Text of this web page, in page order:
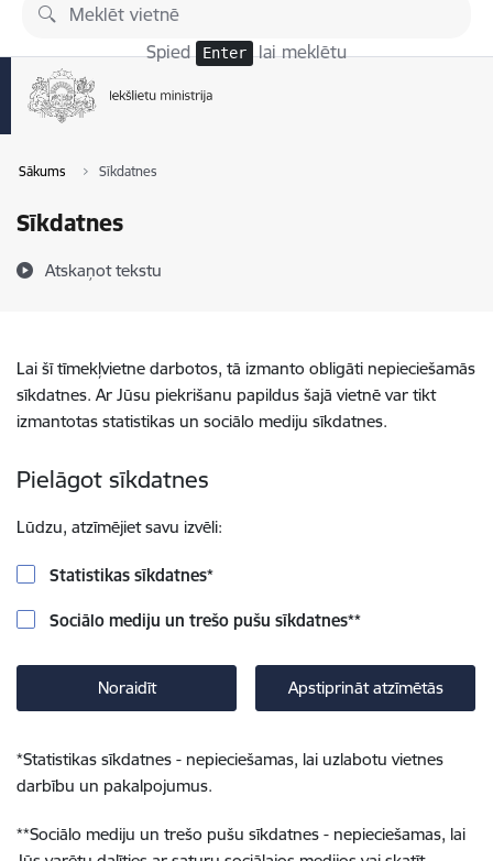
Pāriet uz lapas saturu
Spied Enter lai meklētu
Sākums Sīkdatnes
Sīkdatnes
Atskaņot tekstu
Lai šī tīmekļvietne darbotos, tā izmanto obligāti nepieciešamās
sīkdatnes. Ar Jūsu piekrišanu papildus šajā vietnē var tikt
izmantotas statistikas un sociālo mediju sīkdatnes.
Pielāgot sīkdatnes
Lūdzu, atzīmējiet savu izvēli:
Statistikas sīkdatnes*
Sociālo mediju un trešo pušu sīkdatnes**
Noraidīt Apstiprināt atzīmētās
*Statistikas sīkdatnes - nepieciešamas, lai uzlabotu vietnes
darbību un pakalpojumus.
**Sociālo mediju un trešo pušu sīkdatnes - nepieciešamas, lai